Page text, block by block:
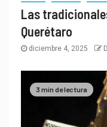
Las
Querétaro
diciembre 4, 2025
3 min de lectura